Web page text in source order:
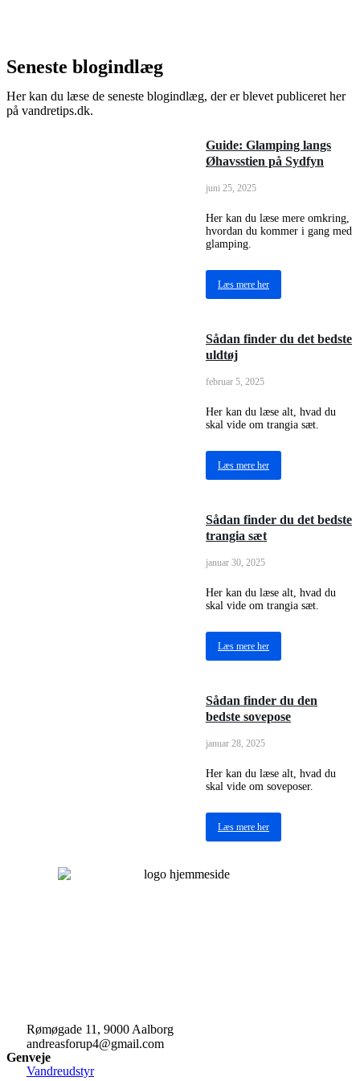
Seneste blogindlæg
Her kan du læse de seneste blogindlæg, der er blevet publiceret her
på vandretips.dk.
Guide: Glamping langs
Øhavsstien på Sydfyn
juni 25, 2025
Her kan du læse mere omkring,
hvordan du kommer i gang med
glamping.
Læs mere her
Sådan finder du det bedste
uldtøj
februar 5, 2025
Her kan du læse alt, hvad du
skal vide om trangia sæt.
Læs mere her
Sådan finder du det bedste
trangia sæt
januar 30, 2025
Her kan du læse alt, hvad du
skal vide om trangia sæt.
Læs mere her
Sådan finder du den
bedste sovepose
januar 28, 2025
Her kan du læse alt, hvad du
skal vide om soveposer.
Læs mere her
Rømøgade 11, 9000 Aalborg
andreasforup4@gmail.com
Genveje
Vandreudstyr